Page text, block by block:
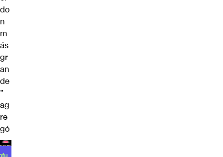
do
n
m
ás
gr
an
de
”
ag
re
gó